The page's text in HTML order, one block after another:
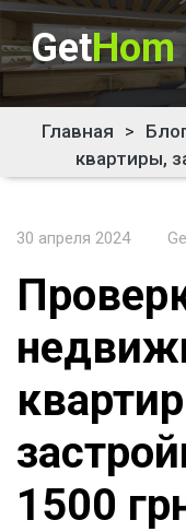
GetHom
Главная >
квартиры,
30 апреля 2024
1500